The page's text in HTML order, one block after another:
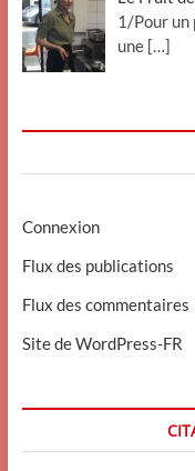
1/Pour un
une […]
Connexion
Flux des publications
Flux des commentaires
Site de WordPress-FR